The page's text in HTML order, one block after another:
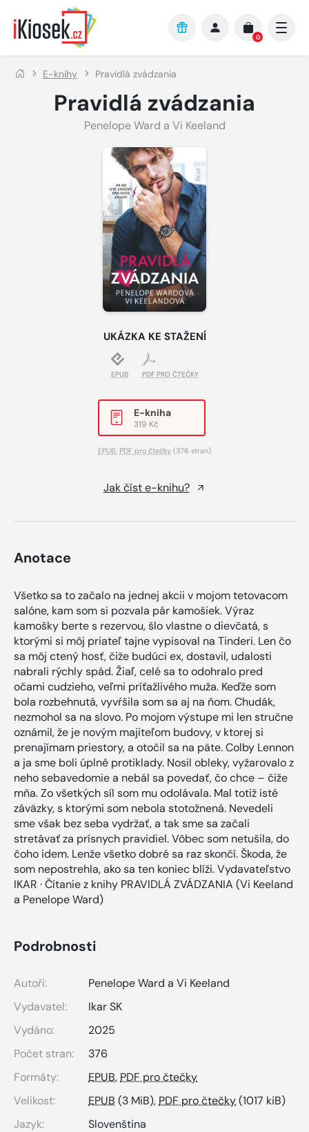
Přejít na hlavní obsah
0
E-knihy Pravidlá zvádzania
Pravidlá zvádzania
Penelope Ward a Vi Keeland
UKÁZKA KE STAŽENÍ
EPUB PDF PRO ČTEČKY
E-kniha
319 Kč
EPUB, PDF pro čtečky (376 stran)
Jak číst e-knihu?
Anotace
Všetko sa to začalo na jednej akcii v mojom tetovacom
salóne, kam som si pozvala pár kamošiek. Výraz
kamošky berte s rezervou, šlo vlastne o dievčatá, s
ktorými si môj priateľ tajne vypisoval na Tinderi. Len čo
sa môj ctený hosť, čiže budúci ex, dostavil, udalosti
nabrali rýchly spád. Žiaľ, celé sa to odohralo pred
očami cudzieho, veľmi príťažlivého muža. Keďže som
bola rozbehnutá, vyvŕšila som sa aj na ňom. Chudák,
nezmohol sa na slovo. Po mojom výstupe mi len stručne
oznámil, že je novým majiteľom budovy, v ktorej si
prenajímam priestory, a otočil sa na päte. Colby Lennon
a ja sme boli úplné protiklady. Nosil obleky, vyžarovalo z
neho sebavedomie a nebál sa povedať, čo chce – čiže
mňa. Zo všetkých síl som mu odolávala. Mal totiž isté
záväzky, s ktorými som nebola stotožnená. Nevedeli
sme však bez seba vydržať, a tak sme sa začali
stretávať za prísnych pravidiel. Vôbec som netušila, do
čoho idem. Lenže všetko dobré sa raz skončí. Škoda, že
som nepostrehla, ako sa ten koniec blíži. Vydavateľstvo
IKAR · Čítanie z knihy PRAVIDLÁ ZVÁDZANIA (Vi Keeland
a Penelope Ward)
Podrobnosti
Autoři:
Penelope Ward a Vi Keeland
Vydavatel:
Ikar SK
Vydáno:
2025
Počet stran:
376
Formáty:
EPUB, PDF pro čtečky
Velikost:
EPUB (3 MiB), PDF pro čtečky(1017 kiB)
Jazyk:
Slovenština